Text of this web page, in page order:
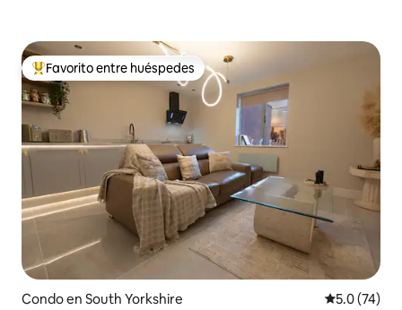
Favorito entre huéspedes preferido
Favorito entre huéspedes
Condo en South Yorkshire Calificación
5.0 (74)